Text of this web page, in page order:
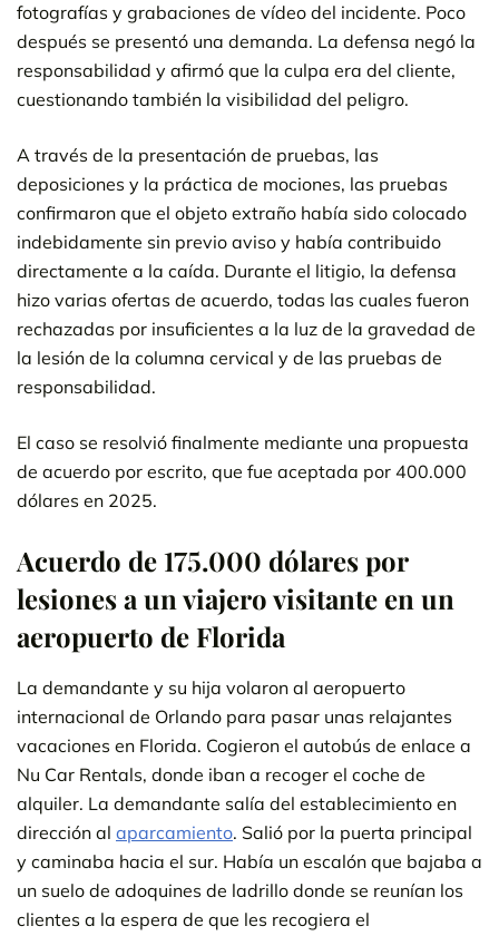
fotografías y grabaciones de vídeo del incidente. Poco
después se presentó una demanda. La defensa negó la
responsabilidad y afirmó que la culpa era del cliente,
cuestionando también la visibilidad del peligro.
A través de la presentación de pruebas, las
deposiciones y la práctica de mociones, las pruebas
confirmaron que el objeto extraño había sido colocado
indebidamente sin previo aviso y había contribuido
directamente a la caída. Durante el litigio, la defensa
hizo varias ofertas de acuerdo, todas las cuales fueron
rechazadas por insuficientes a la luz de la gravedad de
la lesión de la columna cervical y de las pruebas de
responsabilidad.
El caso se resolvió finalmente mediante una propuesta
de acuerdo por escrito, que fue aceptada por 400.000
dólares en 2025.
Acuerdo de 175.000 dólares por
lesiones a un viajero visitante en un
aeropuerto de Florida
La demandante y su hija volaron al aeropuerto
internacional de Orlando para pasar unas relajantes
vacaciones en Florida. Cogieron el autobús de enlace a
Nu Car Rentals, donde iban a recoger el coche de
alquiler. La demandante salía del establecimiento en
dirección al aparcamiento. Salió por la puerta principal
y caminaba hacia el sur. Había un escalón que bajaba a
un suelo de adoquines de ladrillo donde se reunían los
clientes a la espera de que les recogiera el